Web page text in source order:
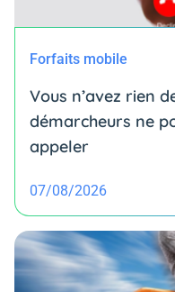
Forfaits mobile
Vous n’avez rien
démarcheurs ne
appeler
07/08/2026